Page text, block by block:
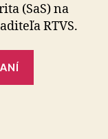
šéfa
(SaS) na
RTVS.